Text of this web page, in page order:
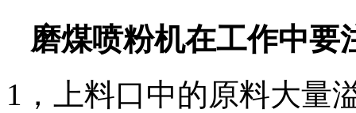
磨煤喷粉机在工作中要
1，上料口中的原料大量